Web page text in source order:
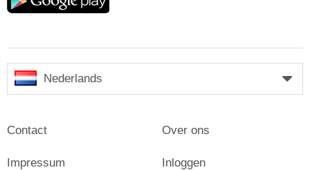
Nederlands
Contact
Impressum
Over ons
Inloggen